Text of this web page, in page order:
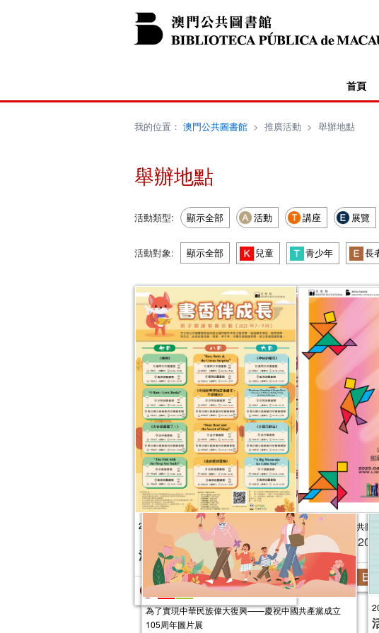
首頁
我的位置： 澳門公共圖書館> 推廣活動 > 舉辦地點
舉辦地點
活動類型: 顯示全部 活動 講座 展覽
活動對象: 顯示全部 兒童 青少年 長
為了實現中華民族偉大復興——慶祝中國共產黨成立
105周年圖片展
2025年“書香伴成長”親子閱讀推廣活動
（7-9月）
活動日期： 2025年07月05日
報名結束
激活人生──公共圖
活動日期：